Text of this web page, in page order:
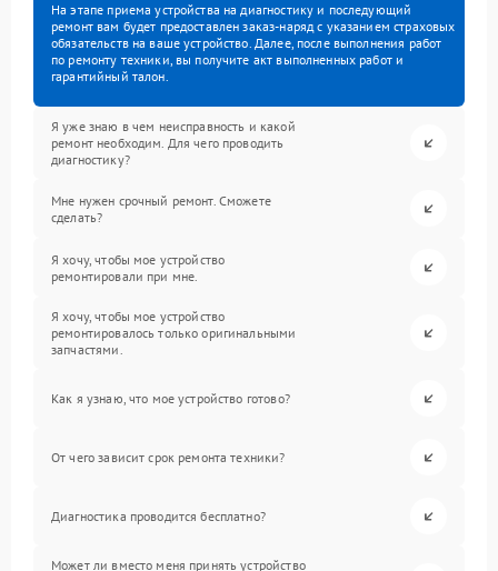
На этапе приема устройства на диагностику и последующий
ремонт вам будет предоставлен заказ-наряд с указанием страховых
обязательств на ваше устройство. Далее, после выполнения работ
по ремонту техники, вы получите акт выполненных работ и
гарантийный талон.
Я уже знаю в чем неисправность и какой
ремонт необходим. Для чего проводить
диагностику?
Мне нужен срочный ремонт. Сможете
сделать?
Я хочу, чтобы мое устройство
ремонтировали при мне.
Я хочу, чтобы мое устройство
ремонтировалось только оригинальными
запчастями.
Как я узнаю, что мое устройство готово?
От чего зависит срок ремонта техники?
Диагностика проводится бесплатно?
Может ли вместо меня принять устройство